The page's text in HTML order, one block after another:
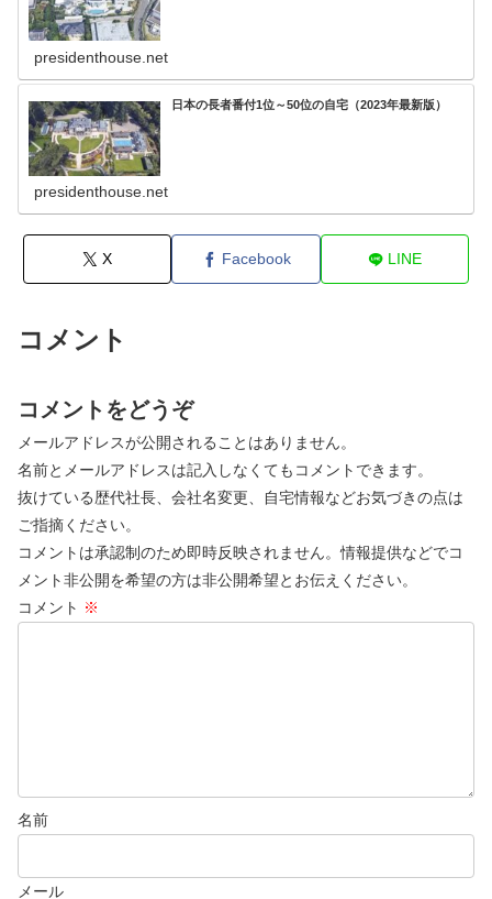
presidenthouse.net
日本の長者番付1位～50位の自宅（2023年最新版）
presidenthouse.net
X Facebook LINE
コメント
コメントをどうぞ
メールアドレスが公開されることはありません。
名前とメールアドレスは記入しなくてもコメントできます。
抜けている歴代社長、会社名変更、自宅情報などお気づきの点は
ご指摘ください。
コメントは承認制のため即時反映されません。情報提供などでコ
メント非公開を希望の方は非公開希望とお伝えください。
コメント ※
名前
メール